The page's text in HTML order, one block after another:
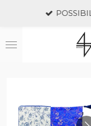
principale